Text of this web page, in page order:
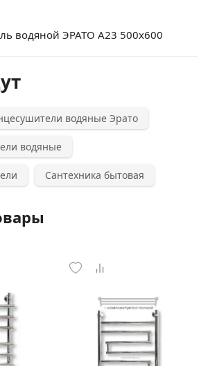
водяной ЭРАТО А23 500x600
водяные Эрато
водяные
Сантехника бытовая